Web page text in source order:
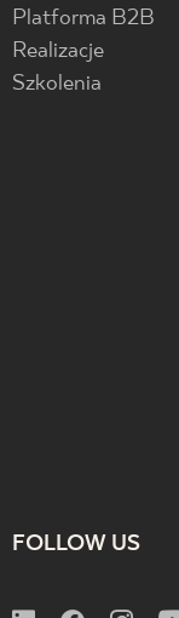
Platforma B2B
Realizacje
Szkolenia
FOLLOW US